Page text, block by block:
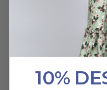
11 JULIO,
HABLAN DE
10%